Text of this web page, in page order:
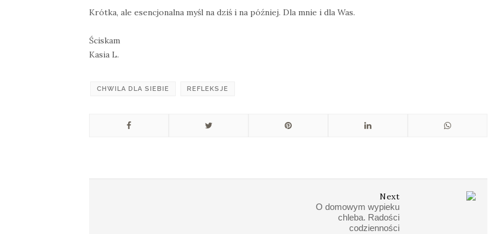
Krótka, ale esencjonalna myśl na dziś i na później. Dla mnie i dla Was.
Ściskam
Kasia L.
CHWILA DLA SIEBIE REFLEKSJE
Next
O domowym wypieku
chleba. Radości
codzienności